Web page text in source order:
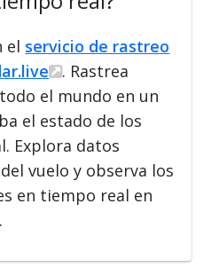
el servicio de rastreo
. Rastrea
el mundo en un
el estado de los
Explora datos
vuelo y observa los
en tiempo real en